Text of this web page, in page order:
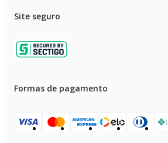
Site seguro
Formas de pagamento